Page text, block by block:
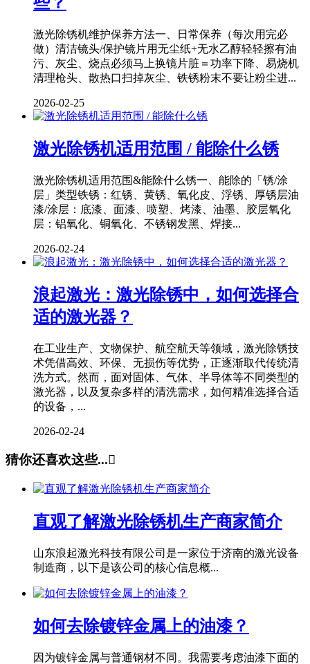
激光除锈机维护保养方法一、日常保养（每次用完必
做）清洁镜头/保护镜片用无尘纸+无水乙醇轻轻擦有油
污、灰尘、烧点必须马上换镜片脏＝功率下降、易烧机
清理枪头、散热口扫掉灰尘、铁锈粉末不要让粉尘进...
2026-02-25
激光除锈机适用范围 / 能除什么锈
激光除锈机适用范围&能除什么锈一、能除的「锈/涂
层」类型铁锈：红锈、黄锈、氧化皮、浮锈、厚锈层油
漆/涂层：底漆、面漆、喷塑、烤漆、油墨、胶层氧化
层：铝氧化、铜氧化、不锈钢发黑、焊接...
2026-02-24
浪起激光：激光除锈中，如何选择合
适的激光器？
在工业生产、文物保护、航空航天等领域，激光除锈技
术凭借高效、环保、无损伤等优势，正逐渐取代传统清
洗方式。然而，面对固体、气体、半导体等不同类型的
激光器，以及复杂多样的清洗需求，如何精准选择合适
的设备，...
2026-02-24
猜你还喜欢这些...
直观了解激光除锈机生产商家简介
山东浪起激光科技有限公司是一家位于济南的激光设备
制造商，以下是该公司的核心信息概...
如何去除镀锌金属上的油漆？
因为镀锌金属与普通钢材不同。我需要考虑油漆下面的